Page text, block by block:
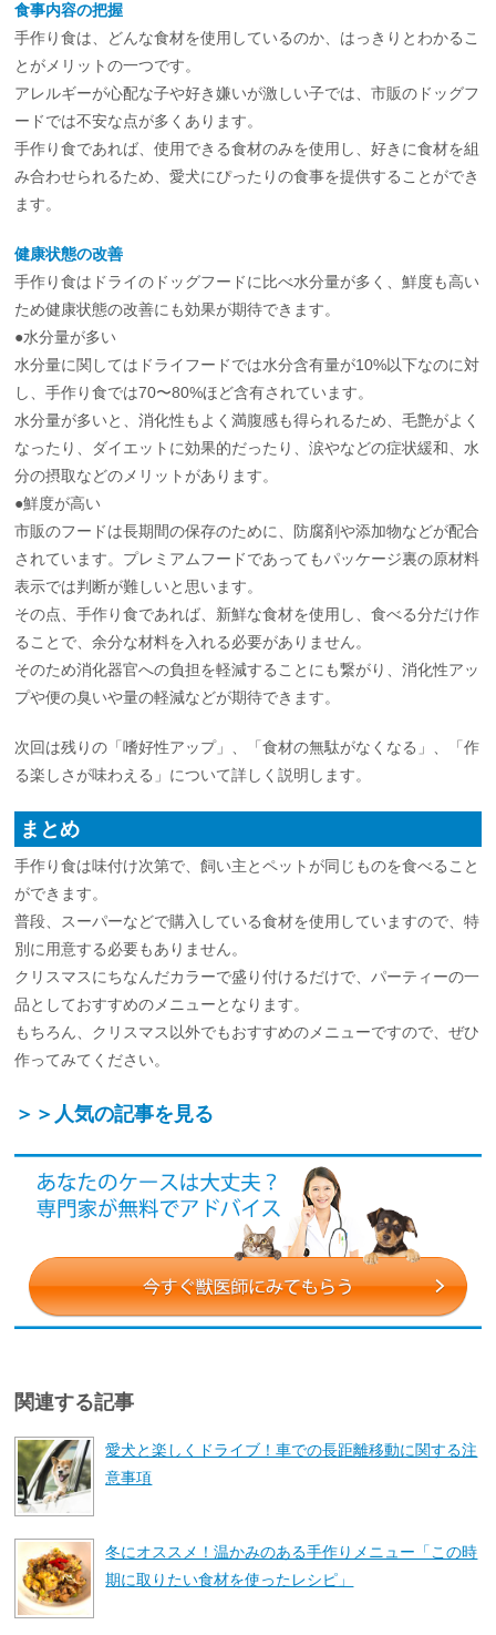
食事内容の把握
手作り食は、どんな食材を使用しているのか、はっきりとわかるこ
とがメリットの一つです。
アレルギーが心配な子や好き嫌いが激しい子では、市販のドッグフ
ードでは不安な点が多くあります。
手作り食であれば、使用できる食材のみを使用し、好きに食材を組
み合わせられるため、愛犬にぴったりの食事を提供することができ
ます。
健康状態の改善
手作り食はドライのドッグフードに比べ水分量が多く、鮮度も高い
ため健康状態の改善にも効果が期待できます。
●水分量が多い
水分量に関してはドライフードでは水分含有量が10%以下なのに対
し、手作り食では70〜80%ほど含有されています。
水分量が多いと、消化性もよく満腹感も得られるため、毛艶がよく
なったり、ダイエットに効果的だったり、涙やなどの症状緩和、水
分の摂取などのメリットがあります。
●鮮度が高い
市販のフードは長期間の保存のために、防腐剤や添加物などが配合
されています。プレミアムフードであってもパッケージ裏の原材料
表示では判断が難しいと思います。
その点、手作り食であれば、新鮮な食材を使用し、食べる分だけ作
ることで、余分な材料を入れる必要がありません。
そのため消化器官への負担を軽減することにも繋がり、消化性アッ
プや便の臭いや量の軽減などが期待できます。
次回は残りの「嗜好性アップ」、「食材の無駄がなくなる」、「作
る楽しさが味わえる」について詳しく説明します。
まとめ
手作り食は味付け次第で、飼い主とペットが同じものを食べること
ができます。
普段、スーパーなどで購入している食材を使用していますので、特
別に用意する必要もありません。
クリスマスにちなんだカラーで盛り付けるだけで、パーティーの一
品としておすすめのメニューとなります。
もちろん、クリスマス以外でもおすすめのメニューですので、ぜひ
作ってみてください。
＞＞人気の記事を見る
関連する記事
愛犬と楽しくドライブ！車での長距離移動に関する注
意事項
冬にオススメ！温かみのある手作りメニュー「この時
期に取りたい食材を使ったレシピ」